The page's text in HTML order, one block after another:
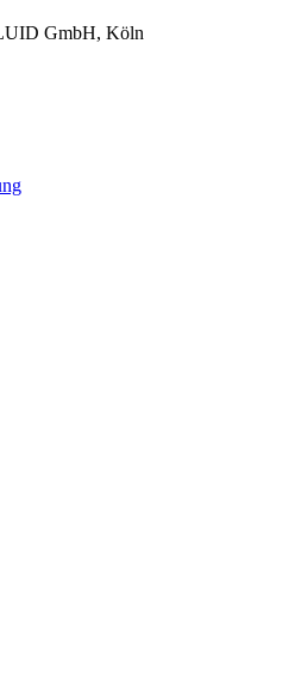
GmbH, Köln